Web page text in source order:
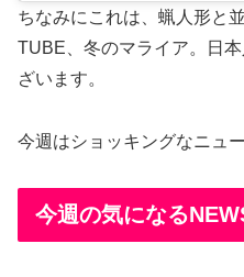
ちなみにこれは、蝋人形と
TUBE、冬のマライア。日
ざいます。
今週はショッキングなニュ
今週の気になる